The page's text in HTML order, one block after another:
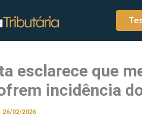
esclarece que
incidência
26/02/2026